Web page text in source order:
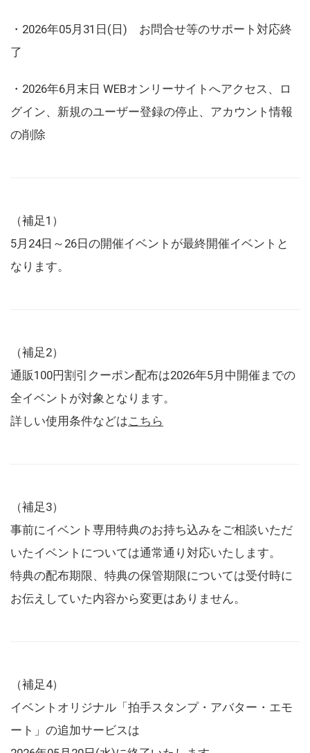
・2026年05月31日(日) お問合せ等のサポート対応終
了
・2026年6月末日 WEBオンリーサイトへアクセス、ロ
グイン、新規のユーザー登録の停止、アカウント情報
の削除
（補足1）
5月24日～26日の開催イベントが最終開催イベントと
なります。
（補足2）
通販100円割引クーポン配布は2026年5月中開催までの
全イベントが対象となります。
詳しい使用条件などはこちら
（補足3）
事前にイベント専用特典のお持ち込みをご相談いただ
いたイベントについては通常通り対応いたします。
特典の配布期限、特典の保管期限については受付時に
お伝えしていた内容から変更はありません。
（補足4）
イベントオリジナル「拍手スタンプ・アバター・エモ
ート」の追加サービスは